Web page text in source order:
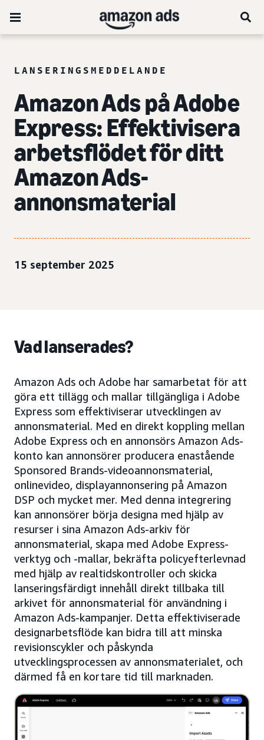
LANSERINGSMEDDELANDE
Amazon Ads på Adobe
Express: Effektivisera
arbetsflödet för ditt
Amazon Ads-
annonsmaterial
15 september 2025
Vad lanserades?
Amazon Ads och Adobe har samarbetat för att
göra ett tillägg och mallar tillgängliga i Adobe
Express som effektiviserar utvecklingen av
annonsmaterial. Med en direkt koppling mellan
Adobe Express och en annonsörs Amazon Ads-
konto kan annonsörer producera enastående
Sponsored Brands-videoannonsmaterial,
onlinevideo, displayannonsering på Amazon
DSP och mycket mer. Med denna integrering
kan annonsörer börja designa med hjälp av
resurser i sina Amazon Ads-arkiv för
annonsmaterial, skapa med Adobe Express-
verktyg och -mallar, bekräfta policyefterlevnad
med hjälp av realtidskontroller och skicka
lanseringsfärdigt innehåll direkt tillbaka till
arkivet för annonsmaterial för användning i
Amazon Ads-kampanjer. Detta effektiviserade
designarbetsflöde kan bidra till att minska
revisionscykler och påskynda
utvecklingsprocessen av annonsmaterialet, och
därmed få en kortare tid till marknaden.